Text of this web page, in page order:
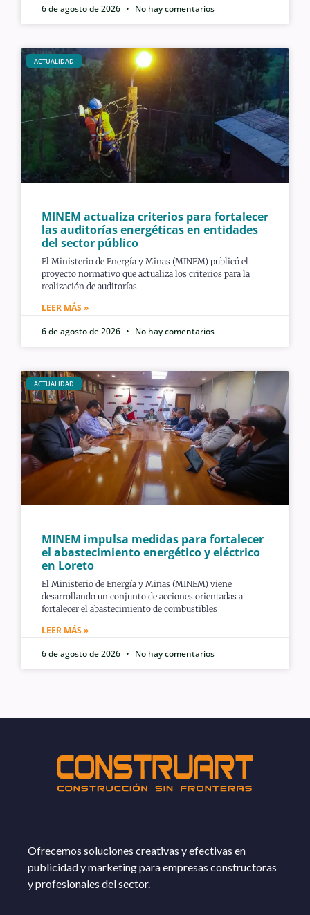
6 de agosto de 2026
No hay comentarios
ACTUALIDAD
MINEM actualiza criterios para fortalecer
las auditorías energéticas en entidades
del sector público
El Ministerio de Energía y Minas (MINEM) publicó el
proyecto normativo que actualiza los criterios para la
realización de auditorías
LEER MÁS »
6 de agosto de 2026
No hay comentarios
ACTUALIDAD
MINEM impulsa medidas para fortalecer
el abastecimiento energético y eléctrico
en Loreto
El Ministerio de Energía y Minas (MINEM) viene
desarrollando un conjunto de acciones orientadas a
fortalecer el abastecimiento de combustibles
LEER MÁS »
6 de agosto de 2026
No hay comentarios
Ofrecemos soluciones creativas y efectivas en
publicidad y marketing para empresas constructoras
y profesionales del sector.